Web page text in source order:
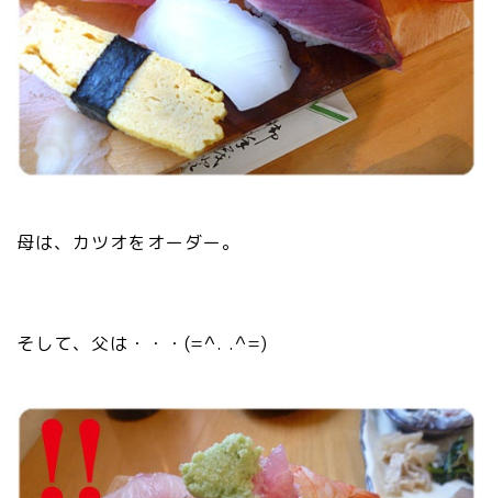
母は、カツオをオーダー。
そして、父は・・・(=^. .^=)